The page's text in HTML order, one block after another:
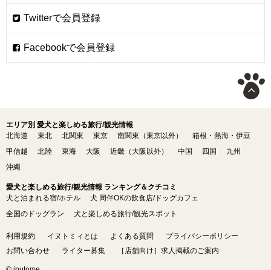
エリア別 愛犬と楽しめる旅行/観光情報
北海道
東北 北関東 東京 南関東（東京以外）
箱根・熱海・伊豆
甲信越
北陸 東海 大阪 近畿（大阪以外） 中国 四国
九州
沖縄
愛犬と楽しめる旅行/観光情報 ランキング＆クチコミ
犬と泊まれる宿/ホテル
犬 同伴OKの飲食店/ドッグカフェ
全国のドッグラン
犬と楽しめる旅行/観光スポット
利用規約 イヌトミィとは よくある質問
プライバシーポリシー
お問い合わせ
ライター募集 ［店舗向け］求人掲載のご案内